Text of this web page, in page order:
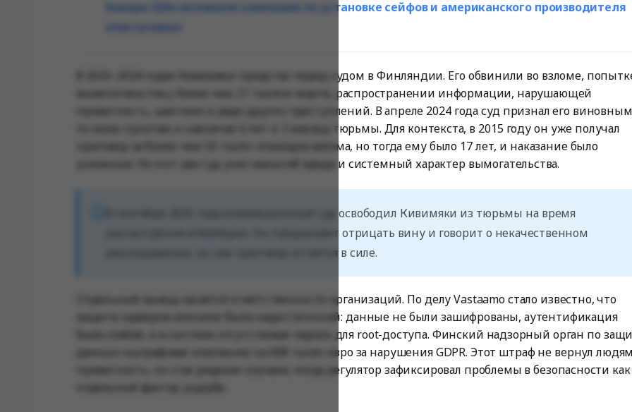
Хакеры Qilin взломали компанию по установке сейфов и американского производителя
электроники
В 2023–2024 годах Кивимяки предстал перед судом в Финляндии. Его обвинили во взломе,
вымогательства у более чем 21 тысячи жертв, распространении информации, нарушающей
приватность, шантаже и ряде других преступлений. В апреле 2024 года суд признал его виновным
по всем пунктам и назначил 6 лет и 3 месяца тюрьмы. Для контекста, в 2015 году он уже получал
приговор за более чем 50 тысяч эпизодов взлома, но тогда ему было 17 лет, и наказание было
условным. На этот раз суд учел масштаб вреда и системный характер вымогательства.
В сентябре 2025 года апелляционный суд освободил Кивимяки из тюрьмы на время
рассмотрения апелляции. Он продолжает отрицать вину и говорит о некачественном
расследовании, но сам приговор остается в силе.
Отдельный вывод касается ответственности организаций. По делу Vastaamo стало известно, что
защита серверов клиники была недостаточной: данные не были зашифрованы, аутентификация
для root-доступа. Финский надзорный орган по
данных оштрафовал компанию на 608 тысяч евро за нарушения GDPR. Этот штраф не вернул
приватность, но стал редким случаем, когда регулятор зафиксировал проблемы в безопасности как
отдельный фактор ущерба.